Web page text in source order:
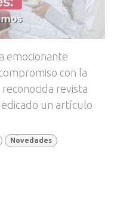
emocionante
con la
reconocida revista
un artículo
Novedades